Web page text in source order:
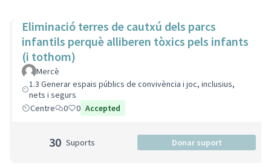
Eliminació terres de cautxú dels parcs
infantils perquè alliberen tòxics pels infants
(i tothom)
Mercè
1.3 Generar espais públics de convivència i joc, inclusius,
nets i segurs
Centre
0 0 Accepted
30 Suports Donar suport